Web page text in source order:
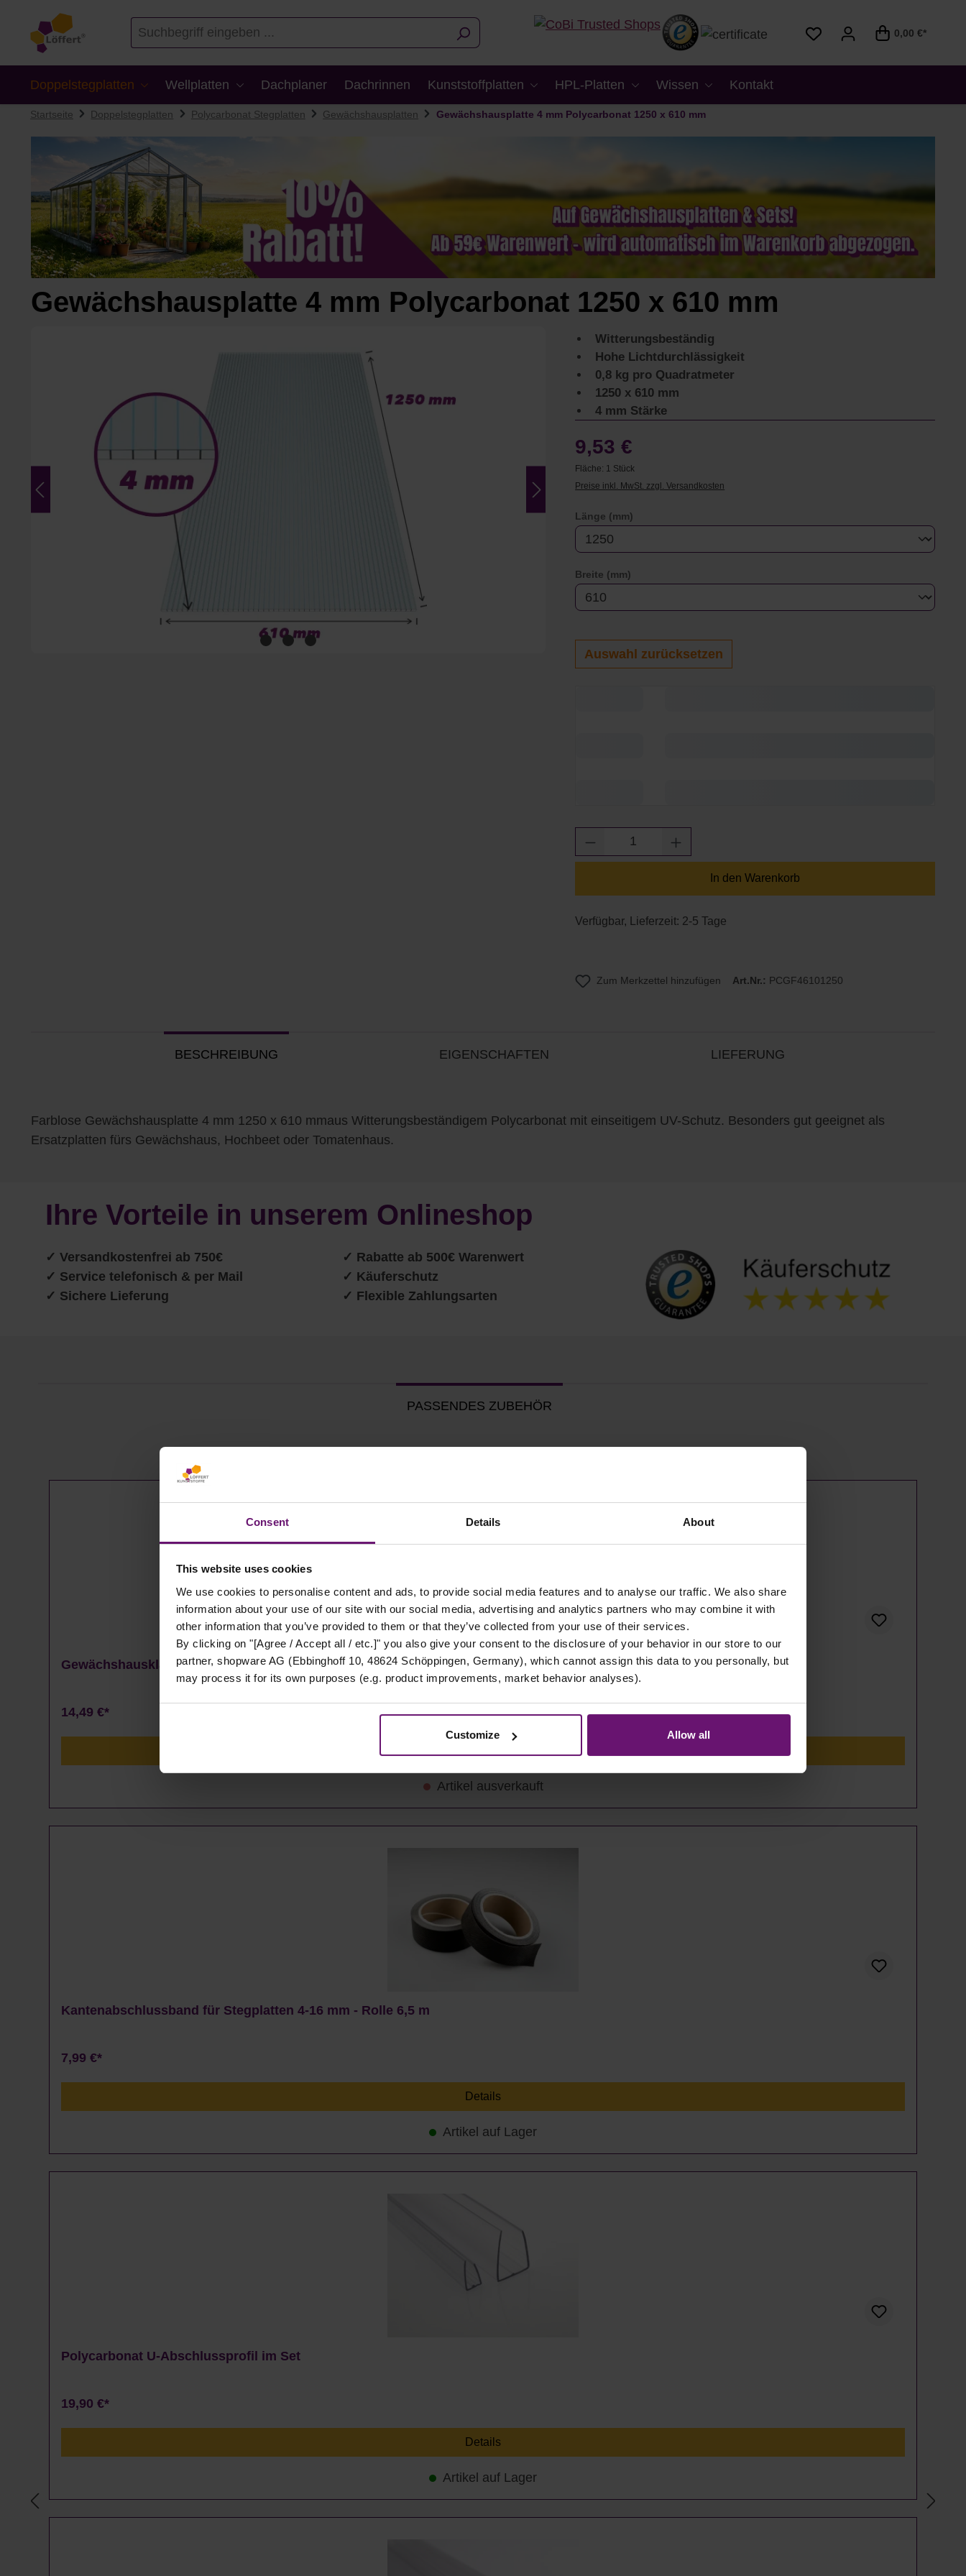
Consent Details About
This website uses cookies
We use cookies to personalise content and ads, to provide social media features and to analyse our traffic. We also share
information about your use of our site with our social media, advertising and analytics partners who may combine it with
other information that you’ve provided to them or that they’ve collected from your use of their services.
By clicking on "[Agree / Accept all / etc.]" you also give your consent to the disclosure of your behavior in our store to our
partner, shopware AG (Ebbinghoff 10, 48624 Schöppingen, Germany), which cannot assign this data to you personally, but
may process it for its own purposes (e.g. product improvements, market behavior analyses).
Customize Allow all
Zur Suche springen
0,00 €*
Doppelstegplatten Wellplatten Dachplaner Dachrinnen Kunststoffplatten HPL-Platten Wissen Kontakt
Startseite Doppelstegplatten Polycarbonat Stegplatten Gewächshausplatten Gewächshausplatte 4 mm Polycarbonat 1250 x 610 mm
Gewächshausplatte 4 mm Polycarbonat 1250 x 610 mm
Witterungsbeständig
Hohe Lichtdurchlässigkeit
0,8 kg pro Quadratmeter
1250 x 610 mm
4 mm Stärke
9,53 €
Fläche: 1 Stück
Preise inkl. MwSt. zzgl. Versandkosten
Länge (mm)
Breite (mm)
Auswahl zurücksetzen
Produkt Anzahl: Gib den gewünschten Wert ein
In den Warenkorb
Verfügbar, Lieferzeit: 2-5 Tage
Zum Merkzettel hinzufügen Art.Nr.: PCGF46101250
BESCHREIBUNG EIGENSCHAFTEN LIEFERUNG
Farblose Gewächshausplatte 4 mm 1250 x 610 mmaus Witterungsbeständigem Polycarbonat mit einseitigem UV-Schutz. Besonders gut geeignet als
Ersatzplatten fürs Gewächshaus, Hochbeet oder Tomatenhaus.
Ihre Vorteile in unserem Onlineshop
✓ Versandkostenfrei ab 750€
✓ Service telefonisch & per Mail
✓ Sichere Lieferung
✓ Rabatte ab 500€ Warenwert
✓ Käuferschutz
✓ Flexible Zahlungsarten
PASSENDES ZUBEHÖR
Produktgalerie überspringen
Gewächshausklammern 4 bis 10 mm - 100 Stück
14,49 €*
Artikel ausverkauft
Kantenabschlussband für Stegplatten 4-16 mm - Rolle 6,5 m
7,99 €*
Details
Artikel auf Lager
Polycarbonat U-Abschlussprofil im Set
19,90 €*
Details
Artikel auf Lager